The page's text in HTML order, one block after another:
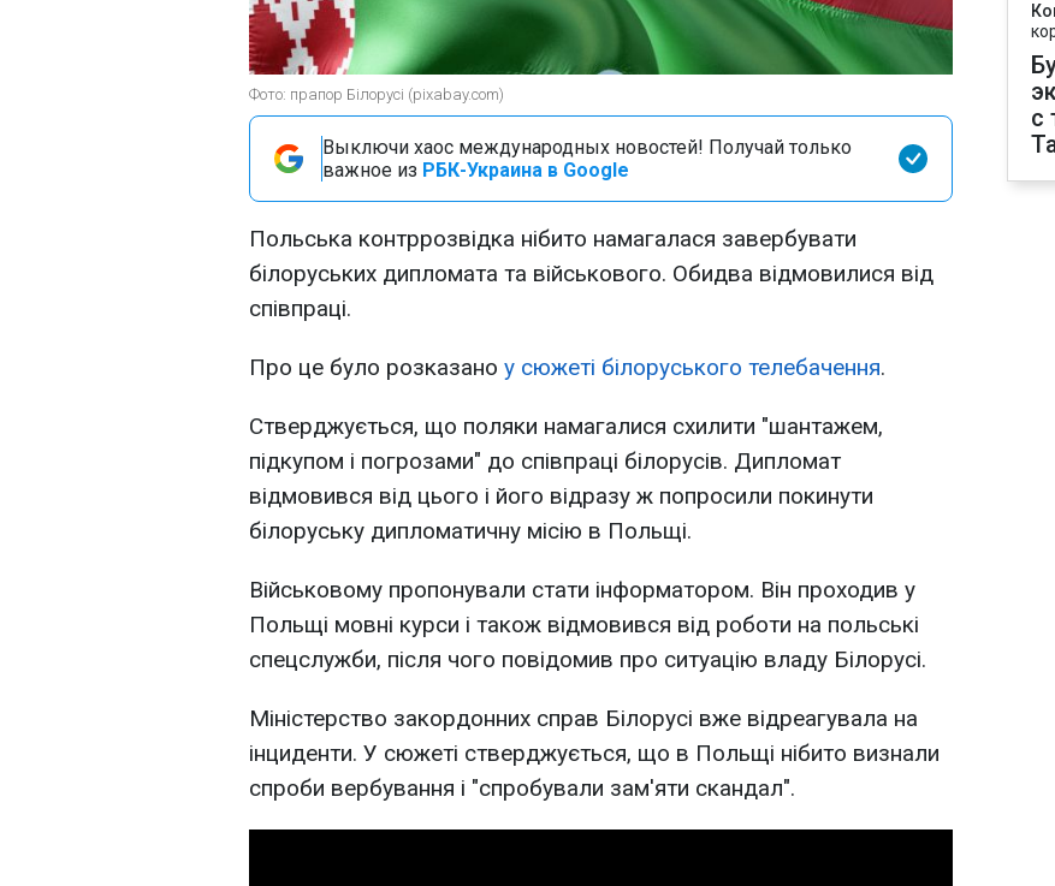
Фото: прапор Білорусі (pixabay.com)
Выключи хаос международных новостей! Получай только
важное из РБК-Украина в Google
Польська контррозвідка нібито намагалася завербувати
білоруських дипломата та військового. Обидва відмовилися від
співпраці.
Про це було розказано у сюжеті білоруського телебачення.
Стверджується, що поляки намагалися схилити "шантажем,
підкупом і погрозами" до співпраці білорусів. Дипломат
відмовився від цього і його відразу ж попросили покинути
білоруську дипломатичну місію в Польщі.
Військовому пропонували стати інформатором. Він проходив у
Польщі мовні курси і також відмовився від роботи на польські
спецслужби, після чого повідомив про ситуацію владу Білорусі.
Міністерство закордонних справ Білорусі вже відреагувала на
інциденти. У сюжеті стверджується, що в Польщі нібито визнали
спроби вербування і "спробували зам'яти скандал".
с